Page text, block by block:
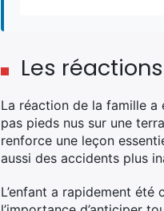
Les
La réaction de la famille a
pas pieds nus sur une
renforce une leçon
aussi des accidents plus
L’enfant a rapidement